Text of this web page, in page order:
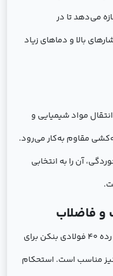
می‌دهد تا در
بالا و دماهای زیاد
مواد شیمیایی و
مقاوم به‌کار می‌رود.
آن را به انتخابی
فاضلاب
تبدیل جوشی 90 درجه سایز 1/2*2 اینچ رده 40 فولادی بنکن برای
مناسب است. استحکام